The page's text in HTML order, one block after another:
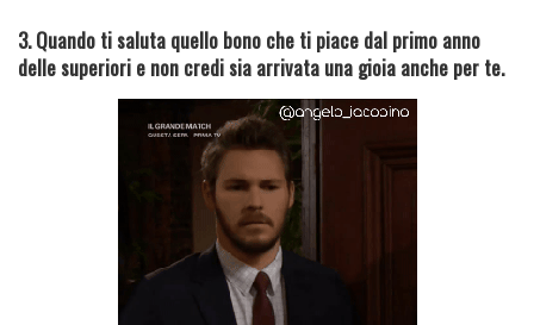
3. Quando ti saluta quello bono che ti piace dal primo anno
delle superiori e non credi sia arrivata una gioia anche per te.